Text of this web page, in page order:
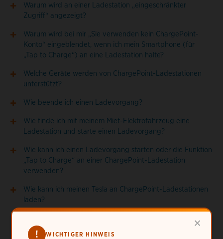
×
! WICHTIGER HINWEIS
Warum wird an einer Ladestation „eingeschränkter
Zugriff“ angezeigt?
Warum wird bei mir „Sie verwenden kein ChargePoint-
Konto“ eingeblendet, wenn ich mein Smartphone (für
„Tap to Charge“) an eine Ladestation halte?
Welche Geräte werden von ChargePoint-Ladestationen
unterstützt?
Wie beende ich einen Ladevorgang?
Wie finde ich mit meinem Miet-Elektrofahrzeug eine
Ladestation und starte einen Ladevorgang?
Wie kann ich einen Ladevorgang starten oder die Funktion
„Tap to Charge“ an einer ChargePoint-Ladestation
verwenden?
Wie kann ich meinen Tesla an ChargePoint-Ladestationen
laden?